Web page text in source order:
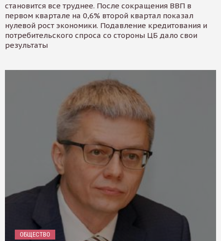
становится все труднее. После сокращения ВВП в
первом квартале на 0,6% второй квартал показал
нулевой рост экономики. Подавление кредитования и
потребительского спроса со стороны ЦБ дало свои
результаты
ОБЩЕСТВО